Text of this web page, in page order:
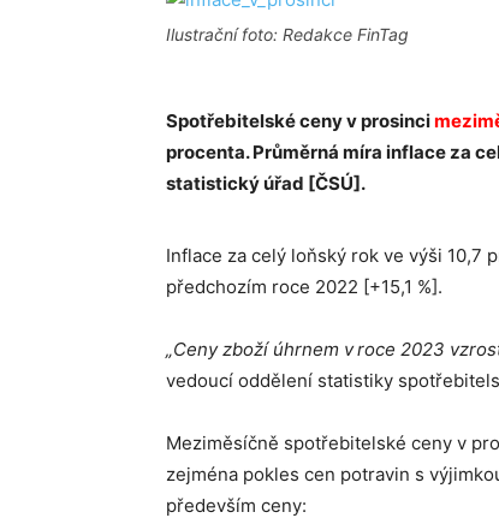
Ilustrační foto: Redakce FinTag
Spotřebitelské ceny v prosinci
procenta. Průměrná míra inflace za
statistický úřad [ČSÚ].
Inflace za celý loňský rok ve výši 10,7
předchozím roce 2022 [+15,1 %].
„Ceny zboží úhrnem v roce 2023
vedoucí oddělení statistiky
Meziměsíčně spotřebitelské ceny v
zejména pokles cen potravin s
především ceny: